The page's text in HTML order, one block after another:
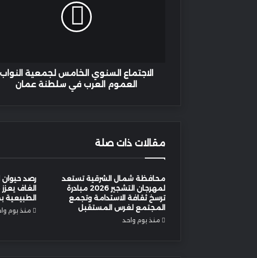
عمانالاجتماع السنوي الخامس لجمعية النواب
العموم العرب في سلطنة عمان
مقالات ذات صلة
محافظة شمال الشرقية تستعد
لمهرجان التشجير 2026 مبادرة
ترسخ ثقافة الاستدامة وتجمع
المجتمع لغرس المستقبل
منذ يوم واحد
رصد حيوان
الغاف
الطبيعية
منذ يوم